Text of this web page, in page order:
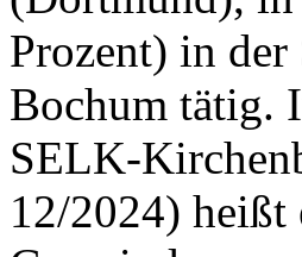
Prozent) in
Bochum tätig.
SELK-
12/2024) heißt